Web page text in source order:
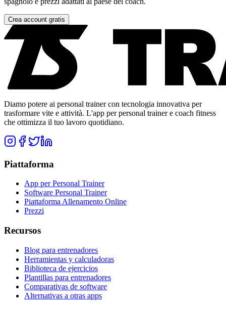
Crea account gratis
Diamo potere ai personal trainer con tecnologia innovativa per
trasformare vite e attività. L'app per personal trainer e coach fitness
che ottimizza il tuo lavoro quotidiano.
Piattaforma
App per Personal Trainer
Software Personal Trainer
Piattaforma Allenamento Online
Prezzi
Recursos
Blog para entrenadores
Herramientas y calculadoras
Biblioteca de ejercicios
Plantillas para entrenadores
Comparativas de software
Alternativas a otras apps